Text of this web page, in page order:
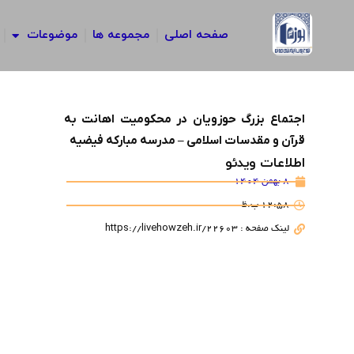
صفحه اصلی مجموعه ها موضوعات
اجتماع بزرگ حوزویان در محکومیت اهانت به
قرآن و مقدسات اسلامی – مدرسه مبارکه فیضیه
اطلاعات ویدئو
8 بهمن 1404
12:58 ب.ظ
لینک صفحه : https://livehowzeh.ir/22603